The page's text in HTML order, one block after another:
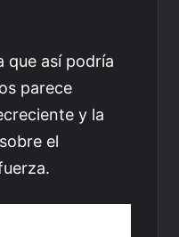
que así podría
parece
y la
el